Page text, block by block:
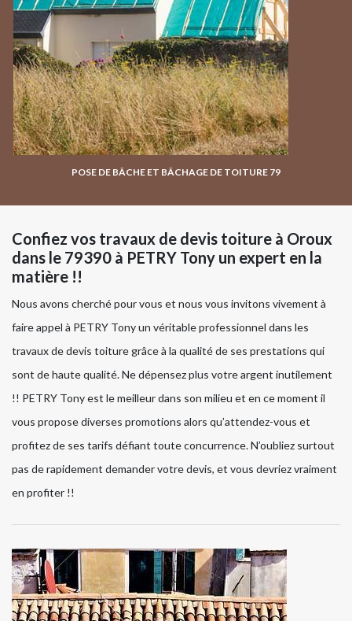
POSE DE BÂCHE ET BÂCHAGE DE TOITURE 79
Confiez vos travaux de devis toiture à Oroux
dans le 79390 à PETRY Tony un expert en la
matière !!
Nous avons cherché pour vous et nous vous invitons vivement à
faire appel à PETRY Tony un véritable professionnel dans les
travaux de devis toiture grâce à la qualité de ses prestations qui
sont de haute qualité. Ne dépensez plus votre argent inutilement
!! PETRY Tony est le meilleur dans son milieu et en ce moment il
vous propose diverses promotions alors qu’attendez-vous et
profitez de ses tarifs défiant toute concurrence. N’oubliez surtout
pas de rapidement demander votre devis, et vous devriez vraiment
en profiter !!